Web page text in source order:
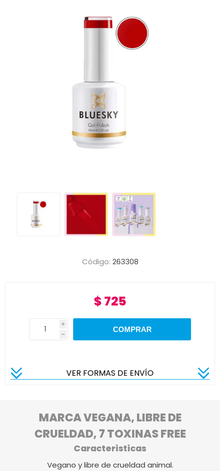
Código: 263308
$ 725
i
h
VER FORMAS DE ENVÍO
MARCA VEGANA, LIBRE DE
CRUELDAD, 7 TOXINAS FREE
Caracteristicas
Vegano y libre de crueldad animal.